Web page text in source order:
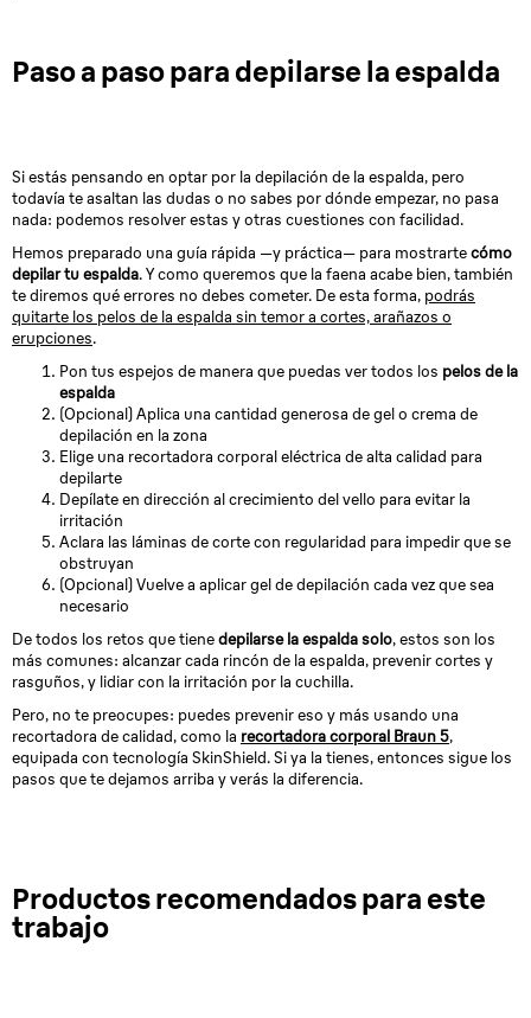
Paso a paso para depilarse la espalda
Si estás pensando en optar por la depilación de la espalda, pero
todavía te asaltan las dudas o no sabes por dónde empezar, no pasa
nada: podemos resolver estas y otras cuestiones con facilidad.
Hemos preparado una guía rápida —y práctica— para mostrartecómo
depilar tu espalda. Y como queremos que la faena acabe bien, también
te diremos qué errores no debes cometer. De esta forma, podrás
quitarte los pelos de la espalda sin temor a cortes, arañazos o
erupciones.
Pon tus espejos de manera que puedas ver todos los pelos de la
espalda
(Opcional) Aplica una cantidad generosa de gel o crema de
depilación en la zona
Elige una recortadora corporal eléctrica de alta calidad para
depilarte
Depílate en dirección al crecimiento del vello para evitar la
irritación
Aclara las láminas de corte con regularidad para impedir que se
obstruyan
(Opcional) Vuelve a aplicar gel de depilación cada vez que sea
necesario
De todos los retos que tienedepilarse la espalda solo, estos son los
más comunes: alcanzar cada rincón de la espalda, prevenir cortes y
rasguños, y lidiar con la irritación por la cuchilla.
Pero, no te preocupes: puedes prevenir eso y más usando una
recortadora de calidad, como la recortadora corporal Braun 5,
equipada con tecnología SkinShield. Si ya la tienes, entonces sigue los
pasos que te dejamos arriba y verás la diferencia.
Productos recomendados para este
trabajo